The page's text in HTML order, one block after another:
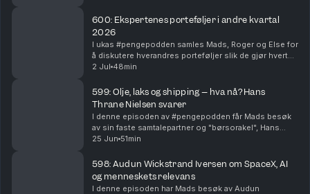
600: Ekspertenes porteføljer i andre kvartal
2026
I ukas #pengepodden samles Mads, Roger og Else for
å diskutere hverandres porteføljer slik de gjør hvert
kvartal. Roger sin portefølje er den soleklare vinneren
2 Jul 48min
599: Olje, laks og shipping – hva nå? Hans
Thrane Nielsen svarer
I denne episoden av #pengepodden får Mads besøk
av sin faste samtalepartner og "børsorakel", Hans
Thrane Nielsen, senior porteføljeforvalter i
andre kvar...
25 Jun 51min
598: Audun Wickstrand Iversen om SpaceX, AI
og menneskets relevans
I denne episoden har Mads besøk av Audun